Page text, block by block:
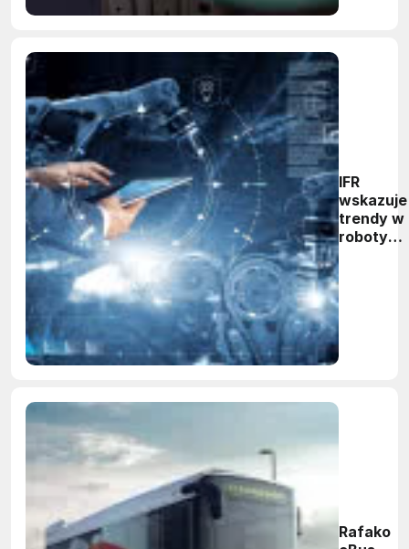
IFR
wskazuje
trendy w
robotyce
Rafako